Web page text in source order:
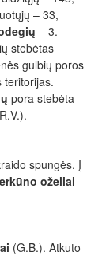
– 33,
– 3.
stebėtas
gulbių poros
teritorijas.
pora stebėta
spungės. Į
oželiai
(G.B.). Atkuto